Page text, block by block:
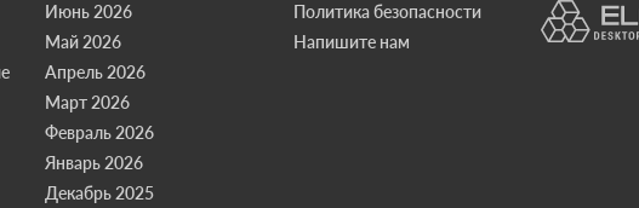
Июнь 2026
Май 2026
Апрель 2026
Март 2026
Февраль 2026
Январь 2026
Декабрь 2025
Политика безопасности
Напишите нам